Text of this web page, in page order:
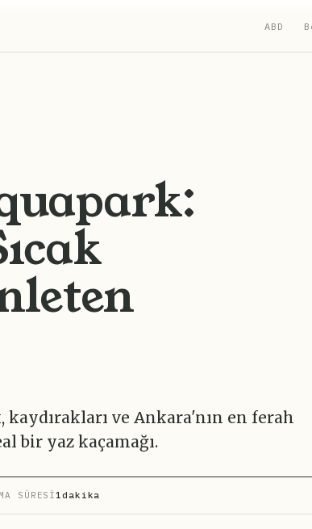
ABD
ve Ankara'nın en ferah
bir yaz kaçamağı.
SÜRESİ1dakika